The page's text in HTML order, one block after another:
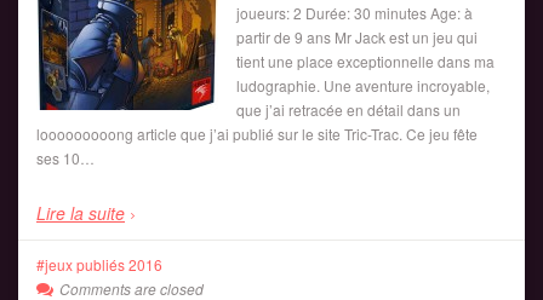
joueurs: 2 Durée: 30 minutes Age: à
partir de 9 ans Mr Jack est un jeu qui
tient une place exceptionnelle dans ma
ludographie. Une aventure incroyable,
que j’ai retracée en détail dans un
looooooooong article que j’ai publié sur le site Tric-Trac. Ce jeu fête
ses 10…
Lire la suite
jeux publiés 2016
Comments are closed